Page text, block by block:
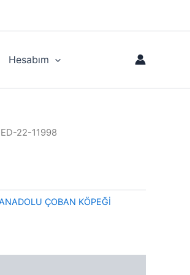
Hesabım
22-11998
ÇOBAN KÖPEĞİ